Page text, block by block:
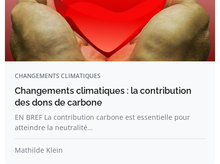
CHANGEMENTS CLIMATIQUES
Changements climatiques : la contribution
des dons de carbone
EN BREF La contribution carbone est essentielle pour
atteindre la neutralité…
Mathilde Klein